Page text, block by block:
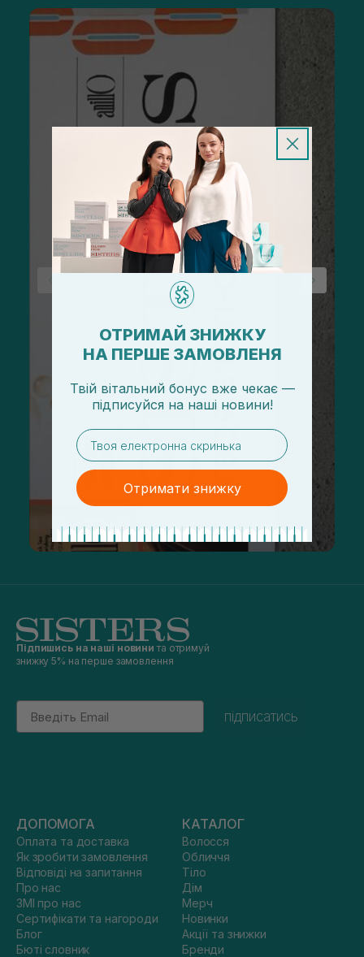
Підпишись на наші новини та отримуй
знижку 5% на перше замовлення
Email
підписатись
ДОПОМОГА
Оплата та доставка
Як зробити замовлення
Відповіді на запитання
Про нас
ЗМІ про нас
Сертифікати та нагороди
Блог
Бюті словник
КАТАЛОГ
Волосся
Обличчя
Тіло
Дім
Мерч
Новинки
Акції та знижки
Бренди
ОТРИМАЙ ЗНИЖКУ
НА ПЕРШЕ ЗАМОВЛЕНЯ
Твій вітальний бонус вже чекає —
підписуйся на наші новини!
email
Отримати знижку